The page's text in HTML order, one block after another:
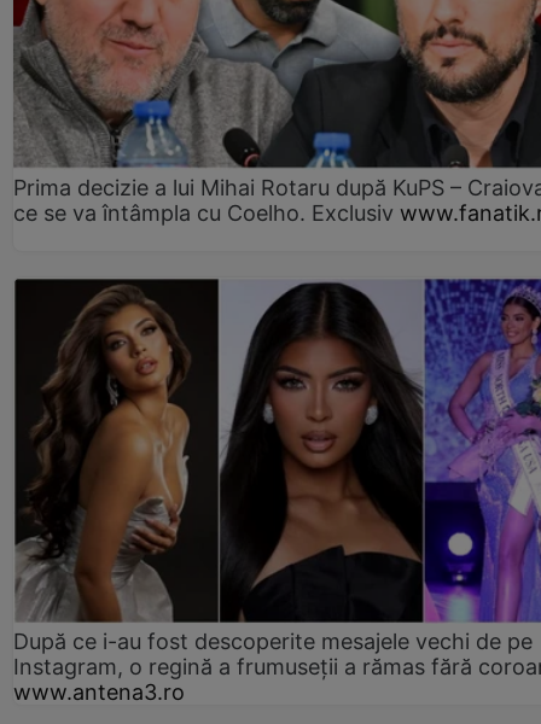
Prima decizie a lui Mihai Rotaru după KuPS –
ce se va întâmpla cu Coelho. Exclusiv
După ce i-au fost descoperite mesajele vechi de pe
Instagram, o regină a frumuseții a rămas fără
www.antena3.ro